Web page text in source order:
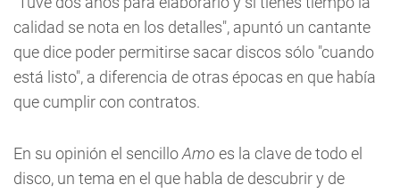
calidad se nota en los detalles", apuntó un cantante
que dice poder permitirse sacar discos sólo "cuando
está listo", a diferencia de otras épocas en que había
que cumplir con contratos.
En su opinión el sencilloAmo es la clave de todo el
disco, un tema en el que habla de descubrir y de